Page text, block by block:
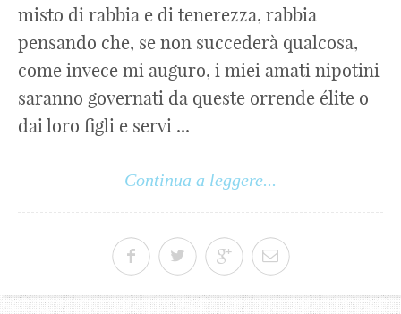
misto di rabbia e di tenerezza, rabbia
pensando che, se non succederà qualcosa,
come invece mi auguro, i miei amati nipotini
saranno governati da queste orrende élite o
dai loro figli e servi ...
Continua a leggere...